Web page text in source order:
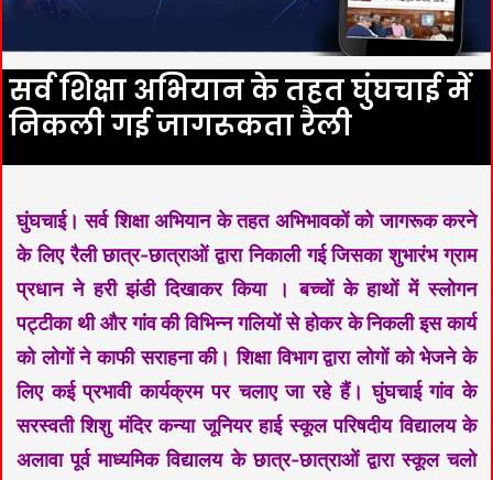
सर्व शिक्षा अभियान के तहत घुंघचाई में
निकली गई जागरूकता रैली
घुंघचाई। सर्व शिक्षा अभियान के तहत अभिभावकों को जागरूक करने
के लिए रैली छात्र-छात्राओं द्वारा निकाली गई जिसका शुभारंभ ग्राम
प्रधान ने हरी झंडी दिखाकर किया । बच्चों के हाथों में स्लोगन
पट्टीका थी और गांव की विभिन्न गलियों से होकर के निकली इस कार्य
को लोगों ने काफी सराहना की। शिक्षा विभाग द्वारा लोगों को भेजने के
लिए कई प्रभावी कार्यक्रम पर चलाए जा रहे हैं। घुंघचाई गांव के
सरस्वती शिशु मंदिर कन्या जूनियर हाई स्कूल परिषदीय विद्यालय के
अलावा पूर्व माध्यमिक विद्यालय के छात्र-छात्राओं द्वारा स्कूल चलो